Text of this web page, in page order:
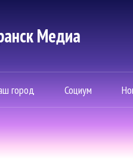
Mедиа
город Социум